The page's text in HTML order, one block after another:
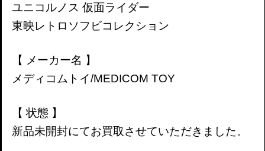
ユニコルノス 仮面ライダー
東映レトロソフビコレクション
【 メーカー名 】
メディコムトイ/MEDICOM TOY
【 状態 】
新品未開封にてお買取させていただきました。